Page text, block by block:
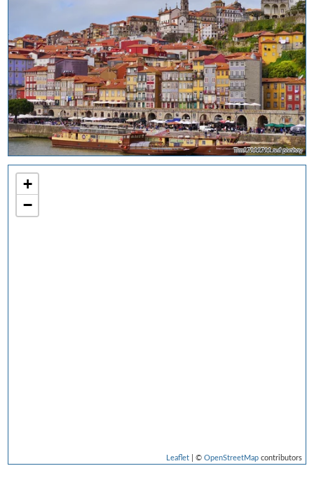
Tim17111711 auf pixabay
+
−
Leaflet| © OpenStreetMapcontributors